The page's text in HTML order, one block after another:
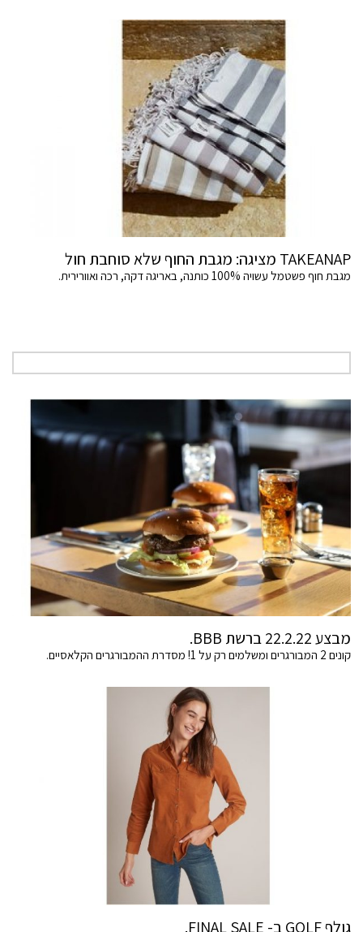
TAKEANAP מציגה: מגבת החוף שלא סוחבת חול
מגבת חוף פשטמל עשויה 100% כותנה, באריגה דקה, רכה ואוורירית.
מבצע 22.2.22 ברשת BBB.
קונים 2 המבורגרים ומשלמים רק על 1! מסדרת ההמבורגרים הקלאסיים.
גולף GOLF ב- FINAL SALE.